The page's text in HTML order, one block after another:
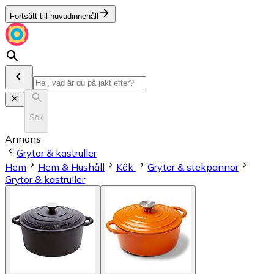
Fortsätt till huvudinnehåll
Sök
Annons
Grytor & kastruller
Hem
Hem & Hushåll Kök
Grytor & stekpannor
Grytor & kastruller